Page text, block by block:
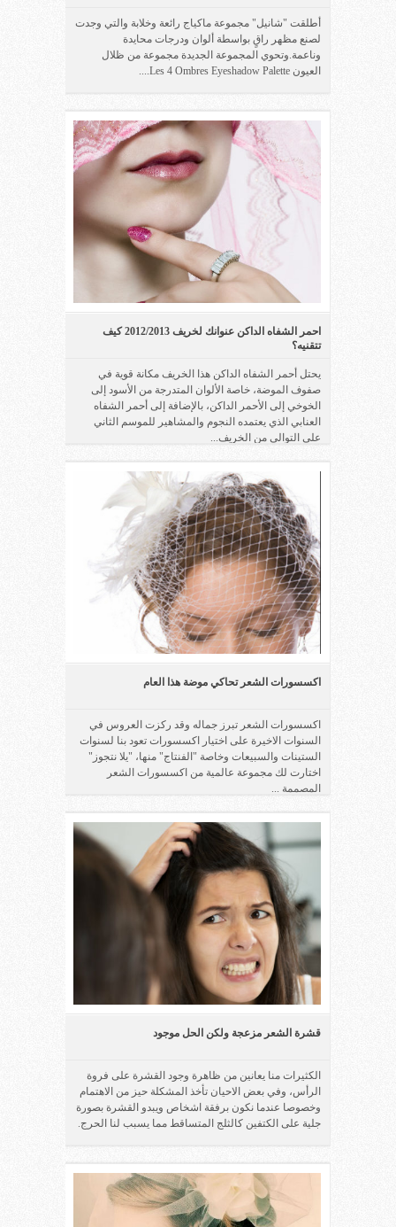
أطلقت "شانيل" مجموعة ماكياج رائعة وخلابة والتي وجدت
لصنع مظهر راقٍ بواسطة ألوان ودرجات محايدة
وناعمة.وتحوي المجموعة الجديدة مجموعة من ظلال
العيون Les 4 Ombres Eyeshadow Palette....
احمر الشفاه الداكن عنوانك لخريف 2012/2013 كيف
تتقنيه؟
يحتل أحمر الشفاه الداكن هذا الخريف مكانة قوية في
صفوف الموضة، خاصة الألوان المتدرجة من الأسود إلى
الخوخي إلى الأحمر الداكن، بالإضافة إلى أحمر الشفاه
العنابي الذي يعتمده النجوم والمشاهير للموسم الثاني
على التوالي من الخريف...
اكسسورات الشعر تحاكي موضة هذا العام
اكسسورات الشعر تبرز جماله وقد ركزت العروس في
السنوات الاخيرة على اختيار اكسسورات تعود بنا لسنوات
الستينات والسبيعات وخاصة "الفنتاج" منها، "يلا نتجوز"
اختارت لك مجموعة عالمية من اكسسورات الشعر
المصممة ...
قشرة الشعر مزعجة ولكن الحل موجود
الكثيرات منا يعانين من ظاهرة وجود القشرة على فروة
الرأس، وفي بعض الاحيان تأخذ المشكلة حيز من الاهتمام
وخصوصا عندما نكون برفقة اشخاص ويبدو القشرة بصورة
جلية على الكتفين كالثلج المتساقط مما يسبب لنا الحرج.